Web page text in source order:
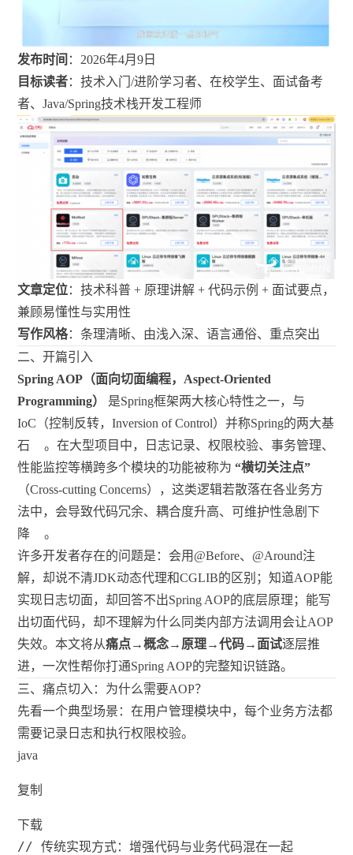
发布时间 ：2026年4月9日
目标读者：技术入门/进阶学习者、在校学生、面试备考
者、Java/Spring技术栈开发工程师
文章定位：技术科普 + 原理讲解 + 代码示例 + 面试要点，
兼顾易懂性与实用性
写作风格：条理清晰、由浅入深、语言通俗、重点突出
二、开篇引入
Spring AOP（面向切面编程，Aspect-Oriented
Programming）
是Spring框架两大核心特性之一，与
IoC（控制反转，Inversion of Control）并称Spring的两大基
石
。在大型项目中，日志记录、权限校验、事务管理、
性能监控等横跨多个模块的功能被称为“横切关注点”
（Cross-cutting Concerns），这类逻辑若散落在各业务方
法中，会导致代码冗余、耦合度升高、可维护性急剧下
降
。
许多开发者存在的问题是：会用@Before、@Around注
解，却说不清JDK动态代理和CGLIB的区别；知道AOP能
实现日志切面，却回答不出Spring AOP的底层原理；能写
出切面代码，却不理解为什么同类内部方法调用会让AOP
失效。本文将从痛点→概念→原理→代码→面试逐层推
进，一次性帮你打通Spring AOP的完整知识链路。
三、痛点切入：为什么需要AOP？
先看一个典型场景：在用户管理模块中，每个业务方法都
需要记录日志和执行权限校验。
java
复制
下载
// 传统实现方式：增强代码与业务代码混在一起